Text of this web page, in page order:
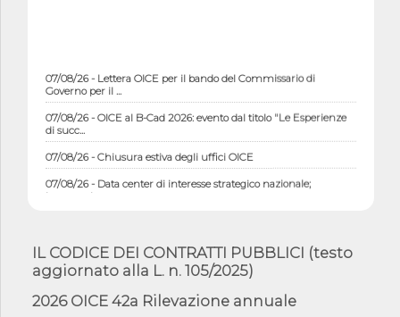
07/08/26 - Lettera OICE per il bando del Commissario di
Governo per il ...
07/08/26 - OICE al B-Cad 2026: evento dal titolo "Le Esperienze
di succ...
07/08/26 - Chiusura estiva degli uffici OICE
07/08/26 - Data center di interesse strategico nazionale;
interventi pe...
07/08/26 - Ponte sullo Stretto di Messina: deliberata la
sussistenza di...
07/08/26 - Tunnel Brennero, dal Cipess via libera al quinto lotto
costr...
IL CODICE DEI CONTRATTI PUBBLICI (testo
aggiornato alla L. n. 105/2025)
2026 OICE 42a Rilevazione annuale